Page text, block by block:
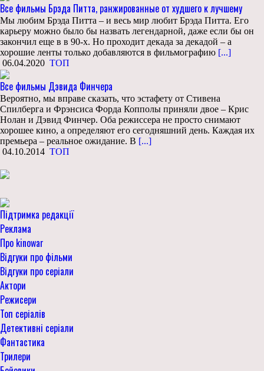
Все фильмы Брэда Питта, ранжированные от худшего к лучшему
Мы любим Брэда Питта – и весь мир любит Брэда Питта. Его
карьеру можно было бы назвать легендарной, даже если бы он
закончил еще в в 90-х. Но проходит декада за декадой – а
хорошие ленты только добавляются в фильмографию [...]
06.04.2020 ТОП
Все фильмы Дэвида Финчера
Вероятно, мы вправе сказать, что эстафету от Стивена
Спилберга и Фрэнсиса Форда Копполы приняли двое – Крис
Нолан и Дэвид Финчер. Оба режиссера не просто снимают
хорошее кино, а определяют его сегодняшний день. Каждая их
премьера – реальное ожидание. В [...]
04.10.2014 ТОП
Підтримка редакції
Реклама
Про kinowar
Відгуки про фільми
Відгуки про серіали
Актори
Режисери
Топ серіалів
Детективні серіали
Фантастика
Трилери